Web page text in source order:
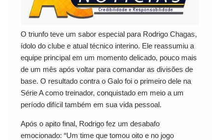
O triunfo teve um sabor especial para Rodrigo Chagas,
ídolo do clube e atual técnico interino. Ele reassumiu a
equipe principal em um momento delicado, pouco mais
de um mês após voltar para comandar as divisões de
base. O resultado contra o Galo foi o primeiro dele na
Série A como treinador, conquistado em meio a um
período difícil também em sua vida pessoal.
Após o apito final, Rodrigo fez um desabafo
emocionado: “Um time que tomou oito e no jogo